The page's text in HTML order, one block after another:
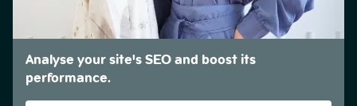
Analyse your site's SEO and boost its
performance.